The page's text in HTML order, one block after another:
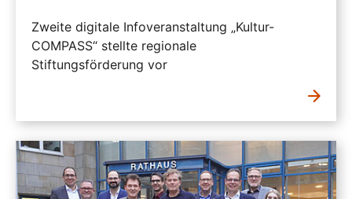
Zweite digitale Infoveranstaltung „Kultur-
COMPASS“ stellte regionale
Stiftungsförderung vor